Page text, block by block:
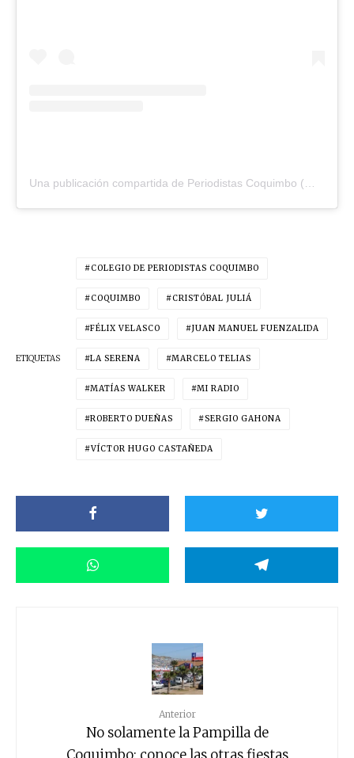
ETIQUETAS
COLEGIO DE PERIODISTAS COQUIMBO
COQUIMBO CRISTÓBAL JULIÁ
FÉLIX VELASCO JUAN MANUEL FUENZALIDA
LA SERENA MARCELO TELIAS
MATÍAS WALKER MI RADIO
ROBERTO DUEÑAS SERGIO GAHONA
VÍCTOR HUGO CASTAÑEDA
Anterior
No solamente la Pampilla de